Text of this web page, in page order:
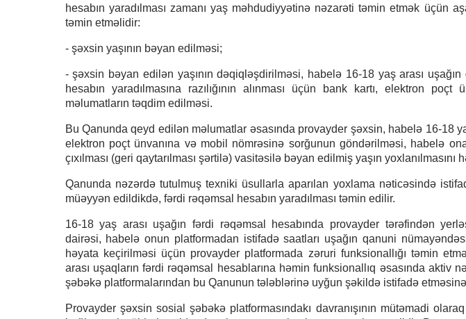
hesabın yaradılması zamanı yaş məhdudiyyətinə nəzarəti təmin etmək üçün
təmin etməlidir:
- şəxsin yaşının bəyan edilməsi;
- şəxsin bəyan edilən yaşının dəqiqləşdirilməsi, habelə 16-18 yaş arası
hesabın yaradılmasına razılığının alınması üçün bank kartı, elektron
məlumatların təqdim edilməsi.
Bu Qanunda qeyd edilən məlumatlar əsasında provayder şəxsin, habelə 16-18
elektron poçt ünvanına və mobil nömrəsinə sorğunun göndərilməsi, habelə
çıxılması (geri qaytarılması şərtilə) vasitəsilə bəyan edilmiş yaşın yoxlanılmasını
Qanunda nəzərdə tutulmuş texniki üsullarla aparılan yoxlama nəticəsində
müəyyən edildikdə, fərdi rəqəmsal hesabın yaradılması təmin edilir.
16-18 yaş arası uşağın fərdi rəqəmsal hesabında provayder tərəfindən
dairəsi, habelə onun platformadan istifadə saatları uşağın qanuni
həyata keçirilməsi üçün provayder platformada zəruri funksionallığı təmin
arası uşaqların fərdi rəqəmsal hesablarına həmin funksionallıq əsasında aktiv
şəbəkə platformalarından bu Qanunun tələblərinə uyğun şəkildə istifadə
Provayder şəxsin sosial şəbəkə platformasındakı davranışının mütəmadi